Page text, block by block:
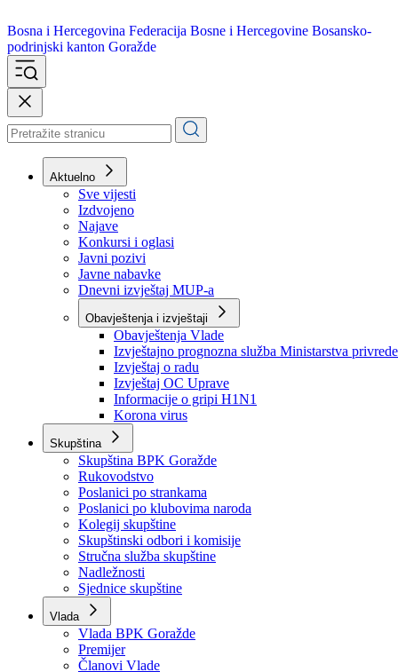
Bosna i Hercegovina
podrinjski kanton Goražde
Aktuelno
Sve vijesti
Izdvojeno
Najave
Konkursi i oglasi
Javni pozivi
Javne nabavke
Dnevni izvještaj MUP-a
Obavještenja i izvještaji
Obavještenja Vlade
Izvještajno prognozna služba Ministarstva privrede
Izvještaj o radu
Izvještaj OC Uprave
Informacije o gripi H1N1
Korona virus
Skupština
Skupština BPK Goražde
Rukovodstvo
Poslanici po strankama
Poslanici po klubovima naroda
Kolegij skupštine
Skupštinski odbori i komisije
Stručna služba skupštine
Nadležnosti
Sjednice skupštine
Vlada